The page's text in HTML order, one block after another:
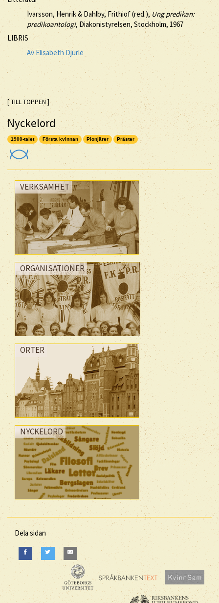
Ivarsson, Henrik & Dahlby, Frithiof (red.), Ung predikan:
predikoantologi, Diakonistyrelsen, Stockholm, 1967
LIBRIS
Av Elisabeth Djurle
[ TILL TOPPEN ]
Nyckelord
1900-talet Första kvinnan Pionjärer Präster
VERKSAMHET
ORGANISATIONER
ORTER
NYCKELORD
Dela sidan